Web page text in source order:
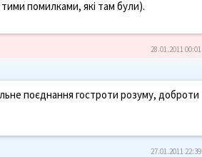
тими помилками, які там були).
28.01.2011 00:01
поєднання гостроти розуму, доброти
27.01.2011 22:39